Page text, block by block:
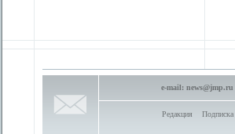
e-mail: news@jmp.ru
Редакция Подписка